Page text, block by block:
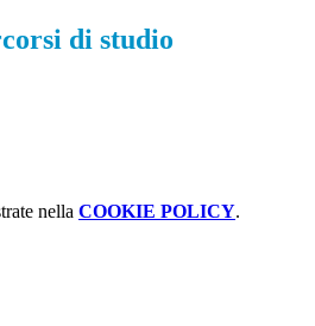
di studio
nella COOKIE POLICY.